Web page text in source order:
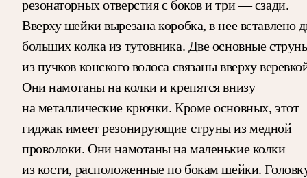
резонаторных отверстия с боков и три — сзади.
Вверху шейки вырезана коробка, в нее вставлено
больших колка из тутовника. Две основные
из пучков конского волоса связаны вверху
Они намотаны на колки и крепятся внизу
на металлические крючки. Кроме основных, этот
гиджак имеет резонирующие струны из медной
проволоки. Они намотаны на маленькие колки
из кости, расположенные по бокам шейки.